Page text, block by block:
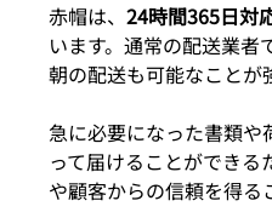
赤帽は、24時間365日対
います。通常の配送業
朝の配送も可能なことが
急に必要になった書類
って届けることができ
や顧客からの信頼を得る